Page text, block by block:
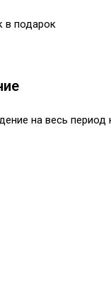
в подарок
на весь период